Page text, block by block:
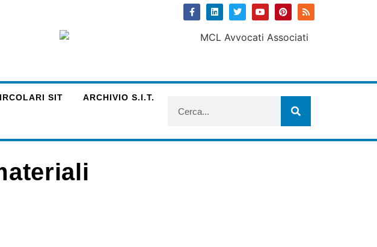
SIT ARCHIVIO S.I.T.